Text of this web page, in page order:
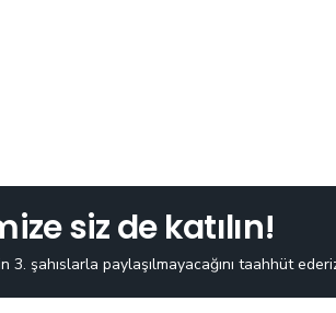
siz de katılın!
3. şahıslarla paylaşılmayacağını taahhüt